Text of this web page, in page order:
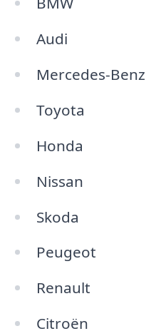
Audi
Mercedes-Benz
Toyota
Honda
Nissan
Skoda
Peugeot
Renault
Citroën